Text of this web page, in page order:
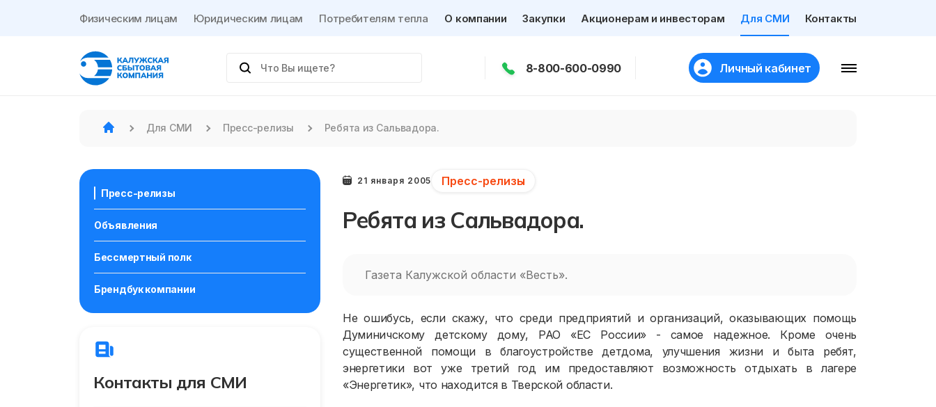
Физическим лицам Юридическим лицам Потребителям тепла О компании Закупки Акционерам и инвесторам Для СМИ Контакты
8-800-600-0990 Личный кабинет
Для СМИ Пресс-релизы Ребята из Сальвадора.
Пресс-релизы
Объявления
Бессмертный полк
Брендбук компании
Контакты для СМИ
21 января 2005 Пресс-релизы
Ребята из Сальвадора.
Газета Калужской области «Весть».
Не ошибусь, если скажу, что среди предприятий и организаций, оказывающих помощь
Думиничскому детскому дому, РАО «ЕС России» - самое надежное. Кроме очень
существенной помощи в благоустройстве детдома, улучшения жизни и быта ребят,
энергетики вот уже третий год им предоставляют возможность отдыхать в лагере
«Энергетик», что находится в Тверской области.